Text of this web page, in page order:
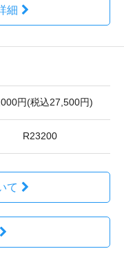
細
円(税込27,500円)
R23200
て